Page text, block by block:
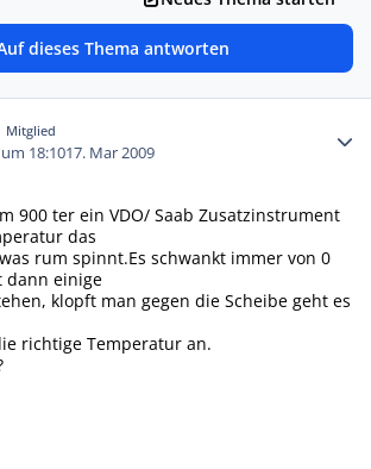
dieses Thema antworten
Mitglied
18:1017. Mar 2009
900 ter ein VDO/ Saab Zusatzinstrument
das
rum spinnt.Es schwankt immer von 0
dann einige
klopft man gegen die Scheibe geht es
richtige Temperatur an.